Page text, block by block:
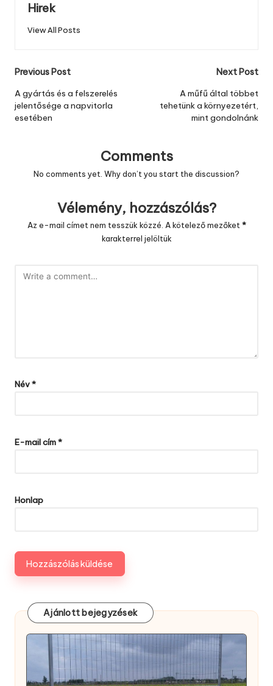
Hirek
View All Posts
Post
navigation
Previous Post
A gyártás és a felszerelés
jelentősége a napvitorla
esetében
Next Post
A műfű által többet
tehetünk a környezetért,
mint gondolnánk
Comments
No comments yet. Why don’t you start the discussion?
Vélemény, hozzászólás?
Az e-mail címet nem tesszük közzé. A kötelező mezőket*
karakterrel jelöltük
Név*
E-mail cím*
Honlap
Ajánlott bejegyzések